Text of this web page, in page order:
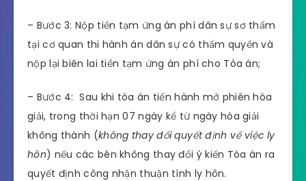
– Bước 3: Nộp tiền tạm ứng án phí dân sự sơ thẩm
tại cơ quan thi hành án dân sự có thẩm quyền và
nộp lại biên lai tiền tạm ứng án phí cho Tòa án;
– Bước 4: Sau khi tòa án tiến hành mở phiên hòa
giải, trong thời hạn 07 ngày kể từ ngày hòa giải
không thành (không thay đổi quyết định về việc ly
hôn) nếu các bên không thay đổi ý kiến Tòa án ra
quyết định công nhận thuận tình ly hôn.